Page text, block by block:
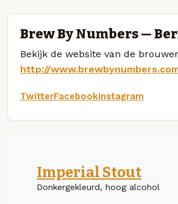
Brew By Numbers —
Bekijk de website van de
http://
TwitterFacebookInstagram
Imperial Stout
Donkergekleurd, hoog alcohol